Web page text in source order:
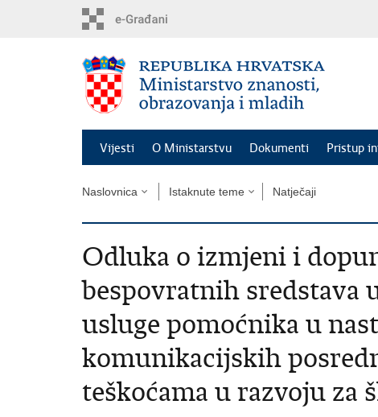
Vijesti O Ministarstvu Dokumenti Pristup
Naslovnica Istaknute teme Natječaji
Odluka o izmjeni i
bespovratnih sredstava
usluge pomoćnika u
komunikacijskih
teškoćama u razvoju za